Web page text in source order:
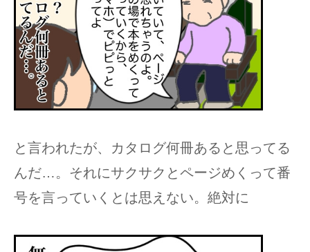
と言われたが、カタログ何冊あると思ってる
んだ…。それにサクサクとページめくって番
号を言っていくとは思えない。絶対に